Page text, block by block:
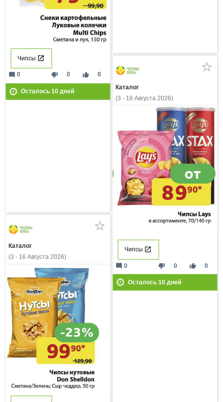
Чипсы
thumb_down 0 thumb_up 0
mode_comment 0
Осталось 10дней
Каталог
(3 - 16 Августа 2026)
Чипсы
thumb_down 0 thumb_up 0
mode_comment 0
Осталось 10дней
Каталог
(3 - 16 Августа 2026)